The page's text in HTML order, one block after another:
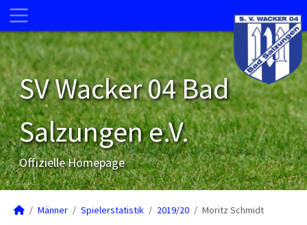
SV Wacker 04 Bad
Salzungen e.V.
Offizielle Homepage
Männer Spielerstatistik 2019/20 Moritz Schmidt